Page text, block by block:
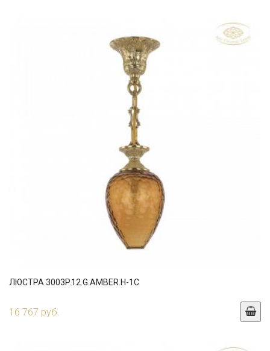
ЛЮСТРА 3003P.12.G.AMBER.H-1C
16 767 руб.